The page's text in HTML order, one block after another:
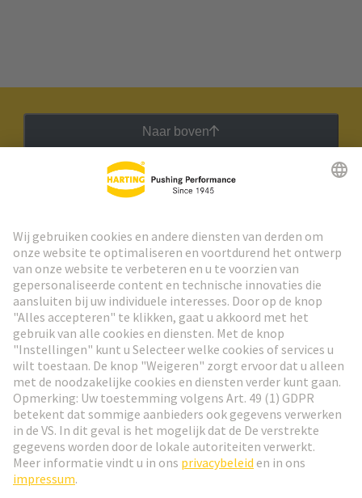
Naar boven
Ga naar registratie
Social Media
Nederlands